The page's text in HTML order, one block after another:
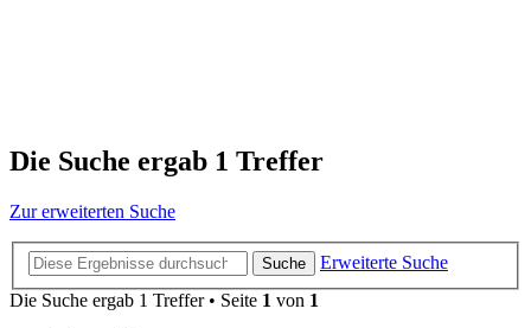
Die Suche ergab 1 Treffer
Zur erweiterten Suche
Suche
Erweiterte Suche
Die Suche ergab 1 Treffer • Seite 1 von 1